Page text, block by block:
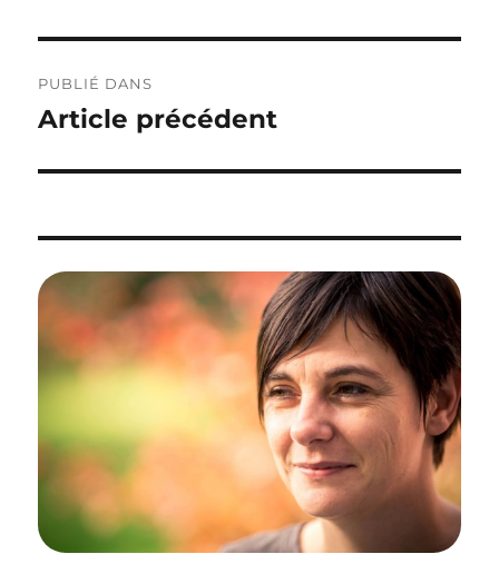
de
l’article
PUBLIÉ DANS
Article précédent